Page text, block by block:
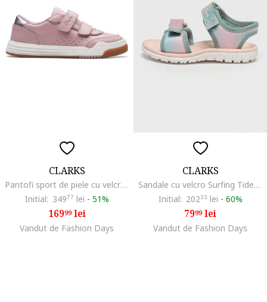
CLARKS
Pantofi sport de piele cu velcro Urban Solo, Roz prafuit
Initial: 34977 lei - 51%
16999lei
Vandut de Fashion Days
CLARKS
Sandale cu velcro Surfing Tide, Turcoaz/Roz pastel
Initial: 20233 lei - 60%
7999lei
Vandut de Fashion Days